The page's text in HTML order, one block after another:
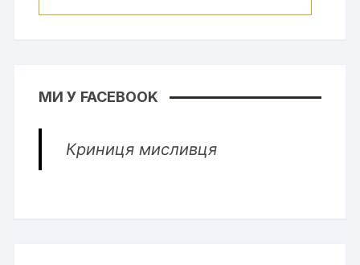
МИ У FACEBOOK
Криниця мисливця